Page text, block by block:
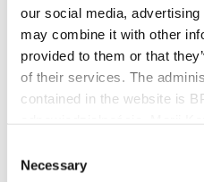
our social media,
may combine it with other
provided to them or that
of their services. The
contained in the website is
121387608.
Selection
Necessary
Užitočné odkazy